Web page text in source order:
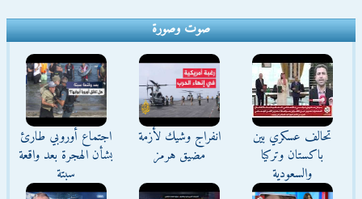
صوت وصورة
تحالف عسكري بين
باكستان وتركيا
والسعودية
انفراج وشيك لأزمة
مضيق هرمز
اجتماع أوروبي طارئ
بشأن الهجرة بعد واقعة
سبتة